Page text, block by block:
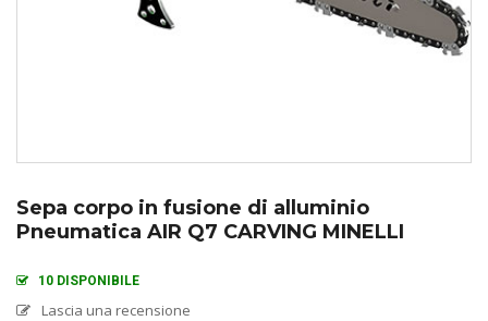
Sepa corpo in fusione di alluminio
Pneumatica AIR Q7 CARVING MINELLI
10 DISPONIBILE
Lascia una recensione